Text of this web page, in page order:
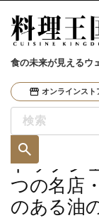
食の未来が見えるウ
オンラインスト
トップシ
つの名店
のある油